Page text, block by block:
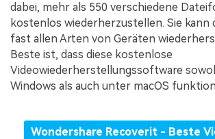
dabei, mehr als 550 verschiedene
kostenlos wiederherzustellen. Sie kann
fast allen Arten von Geräten
Beste ist, dass diese kostenlose
Videowiederherstellungssoftware
Windows als auch unter macOS
Wondershare Recoverit - Beste